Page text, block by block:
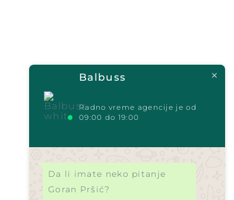
Balbuss
Radno vreme agencije je od
09:00 do 19:00
Da li imate neko pitanje
Goran Pršić?